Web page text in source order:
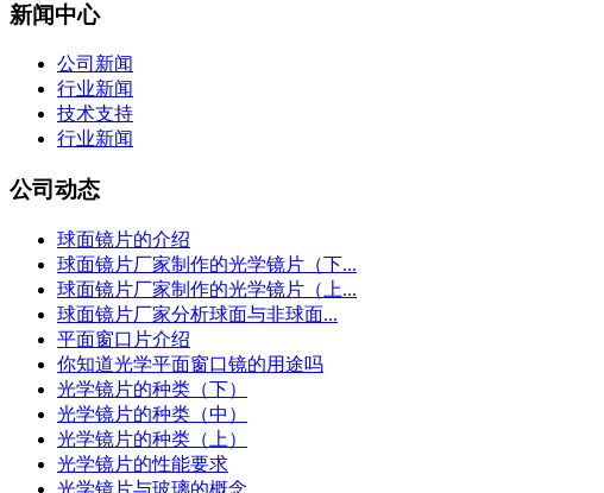
新闻中心
公司新闻
行业新闻
技术支持
行业新闻
公司动态
球面镜片的介绍
球面镜片厂家制作的光学镜片（下...
球面镜片厂家制作的光学镜片（上...
球面镜片厂家分析球面与非球面...
平面窗口片介绍
你知道光学平面窗口镜的用途吗
光学镜片的种类（下）
光学镜片的种类（中）
光学镜片的种类（上）
光学镜片的性能要求
光学镜片与玻璃的概念